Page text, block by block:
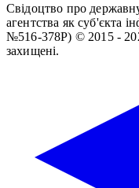
Свідоцтво про
агентства як суб'єкта
№516-378Р) © 2015 -
захищені.